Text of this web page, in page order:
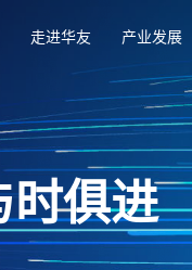
走进华友 产业发展
时俱进